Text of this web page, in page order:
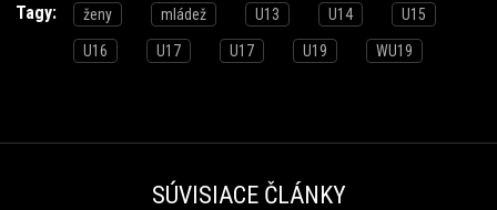
Tagy: ženy mládež U13 U14 U15
U16 U17 U17 U19 WU19
SÚVISIACE ČLÁNKY